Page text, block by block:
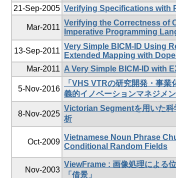
21-Sep-2005 Verifying Specifications with
Mar-2011
Verifying the Correctness of
Imperative Programming
13-Sep-2011
Very Simple BICM-ID Using
Extended Mapping with
Mar-2011 A Very Simple BICM-ID with
5-Nov-2016
「VHS VTRの研究開発・事業
義的イノベーションマネジメン
8-Nov-2025
Victorian Segmentを用いた科
析
Oct-2009
Vietnamese Noun Phrase
Conditional Random Fields
Nov-2003
ViewFrame : 画像処理による
「借景」